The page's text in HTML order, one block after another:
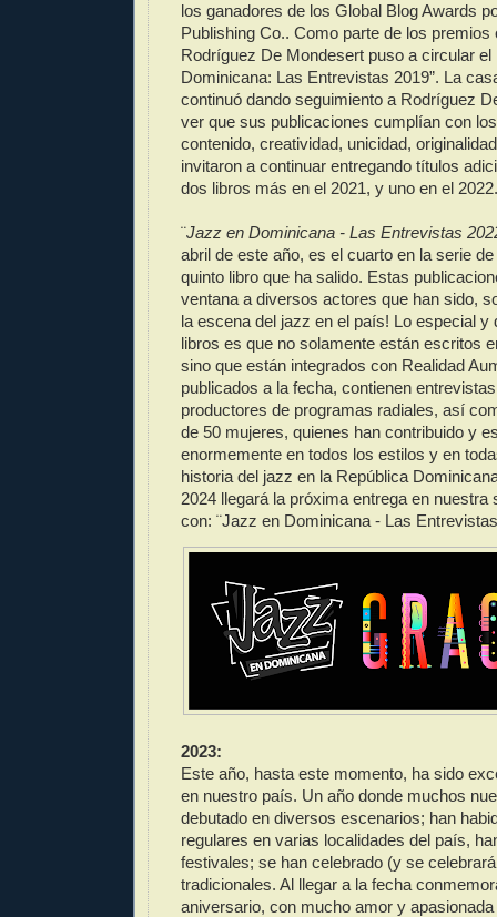
los ganadores de los Global Blog Awards
Publishing Co.. Como parte de los premios
Rodríguez De Mondesert puso a circular el
Dominicana: Las Entrevistas 2019”. La
continuó dando seguimiento a Rodríguez
ver que sus publicaciones cumplían con
contenido, creatividad, unicidad,
invitaron a continuar entregando títulos
dos libros más en el 2021, y uno en el
¨Jazz en Dominicana - Las Entrevistas
abril de este año, es el cuarto en la serie
quinto libro que ha salido. Estas
ventana a diversos actores que han sido,
la escena del jazz en el país! Lo especial y
libros es que no solamente están escritos
sino que están integrados con Realidad
publicados a la fecha, contienen
productores de programas radiales, así
de 50 mujeres, quienes han contribuido y
enormemente en todos los estilos y en
historia del jazz en la República
2024 llegará la próxima entrega en nuestra
con: ¨Jazz en Dominicana - Las
2023:
Este año, hasta este momento, ha sido
en nuestro país. Un año donde muchos
debutado en diversos escenarios; han
regulares en varias localidades del país,
festivales; se han celebrado (y se
tradicionales. Al llegar a la fecha
aniversario, con mucho amor y